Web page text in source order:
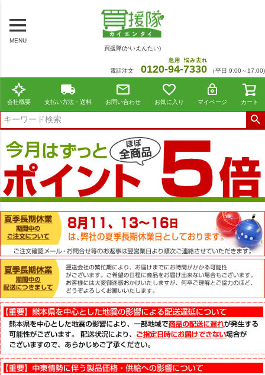
MENU
買援隊(かいえんたい)
電話注文 0120-94
急用
-7330
悩み去れ
（平日 9:00～17:00)
会社概要 支払い方法・送料 お問い合わせ お気に入り マイページ カート